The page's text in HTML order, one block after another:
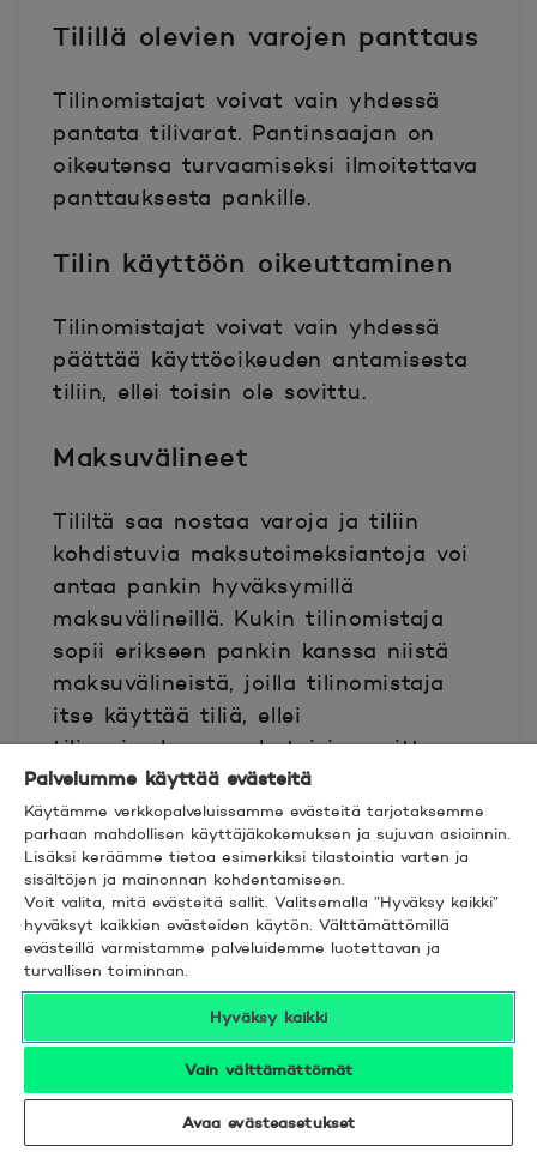
Tilillä olevien varojen panttaus
Tilinomistajat voivat vain yhdessä
pantata tilivarat. Pantinsaajan on
oikeutensa turvaamiseksi ilmoitettava
panttauksesta pankille.
Tilin käyttöön oikeuttaminen
Tilinomistajat voivat vain yhdessä
päättää käyttöoikeuden antamisesta
tiliin, ellei toisin ole sovittu.
Maksuvälineet
Tililtä saa nostaa varoja ja tiliin
kohdistuvia maksutoimeksiantoja voi
antaa pankin hyväksymillä
maksuvälineillä. Kukin tilinomistaja
sopii erikseen pankin kanssa niistä
maksuvälineistä, joilla tilinomistaja
itse käyttää tiliä, ellei
tilisopimuksessa ole toisin sovittu.
Kaikki tilinomistajat sopivat yhdessä
pankin kanssa maksuvälineiden
antamisesta tilinkäyttöön
oikeutetuille, ellei tilisopimuksessa ole
toisin sovittu.
Tietojen saanti
Kukin tilinomistaja on oikeutettu
saamaan kaikki tiedot tilistä ja
tilitapahtumista. Pankki antaa 1.4 ja
Palvelumme käyttää evästeitä
Käytämme verkkopalveluissamme evästeitä tarjotaksemme
parhaan mahdollisen käyttäjäkokemuksen ja sujuvan asioinnin.
Lisäksi keräämme tietoa esimerkiksi tilastointia varten ja
sisältöjen ja mainonnan kohdentamiseen.
Voit valita, mitä evästeitä sallit. Valitsemalla ”Hyväksy kaikki”
hyväksyt kaikkien evästeiden käytön. Välttämättömillä
evästeillä varmistamme palveluidemme luotettavan ja
turvallisen toiminnan.
Hyväksy kaikki
Vain välttämättömät
Avaa evästeasetukset